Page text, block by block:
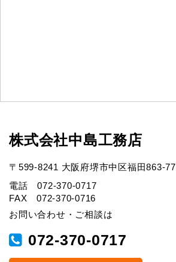
株式会社中島工務店
〒599-8241 大阪府堺市中区福田863-77
電話 072-370-0717
FAX 072-370-0716
お問い合わせ・ご相談は
072-370-0717